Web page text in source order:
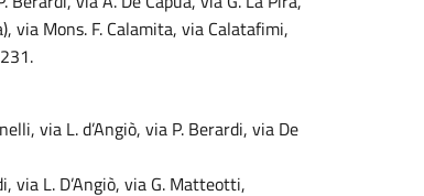
via Mons. F. Calamita, via Calatafimi,
via L. d’Angiò, via P. Berardi, via De
via L. D’Angiò, via G. Matteotti,